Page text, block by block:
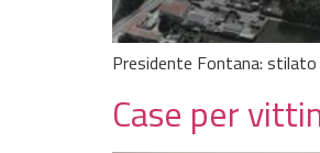
Presidente Fontana:
Case per